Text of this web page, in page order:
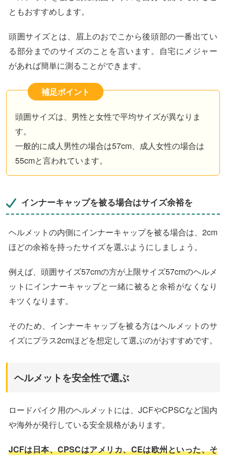
ともおすすめします。
頭囲サイズとは、眉上のおでこから後頭部の一番出てい
る部分までのサイズのことを言います。自宅にメジャー
があれば簡単に測ることができます。
補足ポイント
頭囲サイズは、男性と女性で平均サイズが異なりま
す。
一般的に成人男性の場合は57cm、成人女性の場合は
55cmと言われています。
インナーキャップを被る場合はサイズ余裕を
ヘルメットの内側にインナーキャップを被る場合は、2cm
ほどの余裕を持ったサイズを選ぶようにしましょう。
例えば、頭囲サイズ57cmの方が上限サイズ57cmのヘルメ
ットにインナーキャップと一緒に被ると余裕がなくなり
キツくなります。
そのため、インナーキャップを被る方はヘルメットのサ
イズにプラス2cmほどを想定して選ぶのがおすすめです。
ヘルメットを安全性で選ぶ
ロードバイク用のヘルメットには、JCFやCPSCなど国内
や海外が発行している安全規格があります。
JCFは日本、CPSCはアメリカ、CEは欧州といった、そ